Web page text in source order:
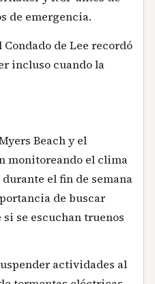
de emergencia.
de Lee recordó
incluso cuando la
Beach y el
monitoreando el clima
el fin de semana
de buscar
se escuchan truenos
actividades al